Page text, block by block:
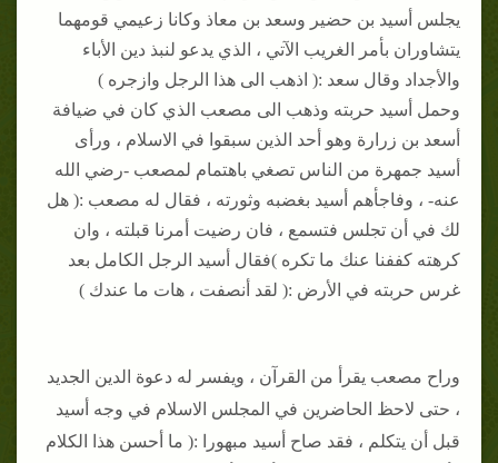
يجلس أسيد بن حضير وسعد بن معاذ وكانا زعيمي قومهما
يتشاوران بأمر الغريب الآتي ، الذي يدعو لنبذ دين الأباء
والأجداد وقال سعد :( اذهب الى هذا الرجل وازجره )
وحمل أسيد حربته وذهب الى مصعب الذي كان في ضيافة
أسعد بن زرارة وهو أحد الذين سبقوا في الاسلام ، ورأى
أسيد جمهرة من الناس تصغي باهتمام لمصعب -رضي الله
عنه- ، وفاجأهم أسيد بغضبه وثورته ، فقال له مصعب :( هل
لك في أن تجلس فتسمع ، فان رضيت أمرنا قبلته ، وان
كرهته كففنا عنك ما تكره )فقال أسيد الرجل الكامل بعد
غرس حربته في الأرض :( لقد أنصفت ، هات ما عندك )
وراح مصعب يقرأ من القرآن ، ويفسر له دعوة الدين الجديد
، حتى لاحظ الحاضرين في المجلس الاسلام في وجه أسيد
قبل أن يتكلم ، فقد صاح أسيد مبهورا :( ما أحسن هذا الكلام